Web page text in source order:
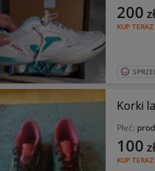
KUP TERAZ
200 zł
Korki
Płeć:
KUP TERAZ
100 zł